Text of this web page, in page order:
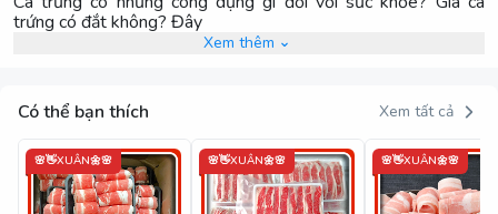
trứng có đắt không? Đây
Xem thêm
Có thể bạn thích Xem tất cả
🌸👋XUÂN🌼🌸 🌸👋XUÂN🌼🌸 🌸👋XUÂN🌼🌸